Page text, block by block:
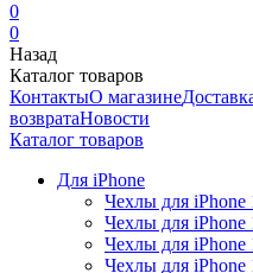
0
0
Назад
Каталог товаров
КонтактыО магазине
возвратаНовости
Каталог товаров
Для iPhone
Чехлы для iPhone
Чехлы для iPhone
Чехлы для iPhone
Чехлы для iPhone